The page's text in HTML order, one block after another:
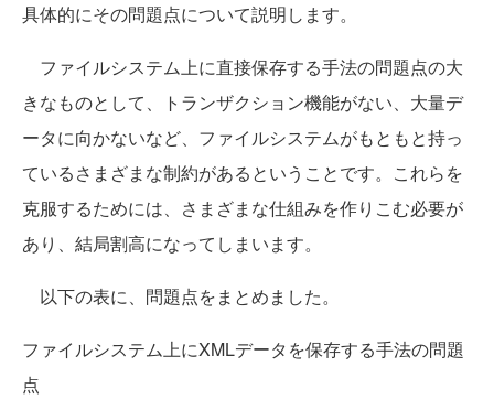
具体的にその問題点について説明します。
ファイルシステム上に直接保存する手法の問題点の大
きなものとして、トランザクション機能がない、大量デ
ータに向かないなど、ファイルシステムがもともと持っ
ているさまざまな制約があるということです。これらを
克服するためには、さまざまな仕組みを作りこむ必要が
あり、結局割高になってしまいます。
以下の表に、問題点をまとめました。
ファイルシステム上にXMLデータを保存する手法の問題
点